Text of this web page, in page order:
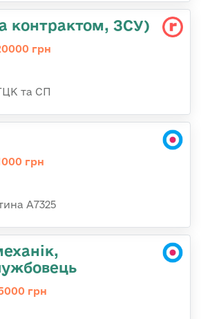
контрактом, ЗСУ)
грн
та СП
грн
А7325
грн